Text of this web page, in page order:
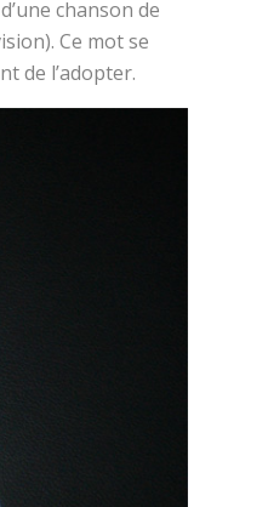
chanson de
Ce mot se
de l’adopter.